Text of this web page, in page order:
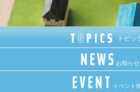
トピッ
NEWS お知らせ
EVENT イベント